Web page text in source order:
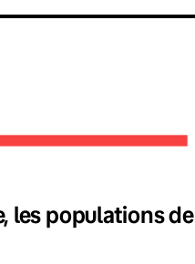
les populations de